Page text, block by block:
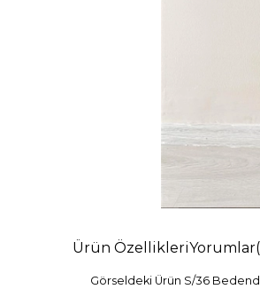
Ürün ÖzellikleriYorumlar
Görseldeki Ürün S/36